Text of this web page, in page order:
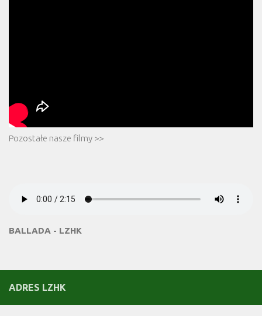
Pozostałe nasze filmy >>
BALLADA - LZHK
ADRES LZHK